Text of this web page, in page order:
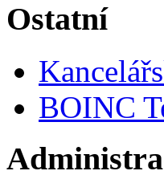
Ostatní
BOINC